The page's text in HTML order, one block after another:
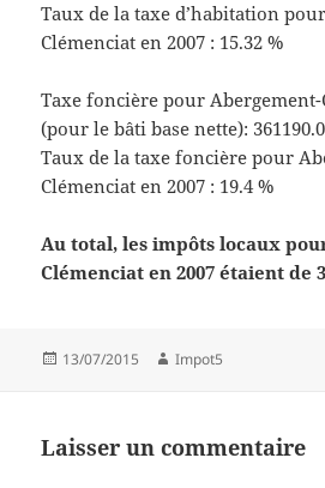
Taux de la taxe d’habitation
Clémenciat en 2007 : 15.32 %
Taxe foncière pour Abergement-
(pour le bâti base nette): 361190.0
Taux de la taxe foncière pour
Clémenciat en 2007 : 19.4 %
Au total, les impôts locaux
Clémenciat en 2007 étaient de
Publié
13/07/2015 Auteur
Impot5
Laisser un commentaire